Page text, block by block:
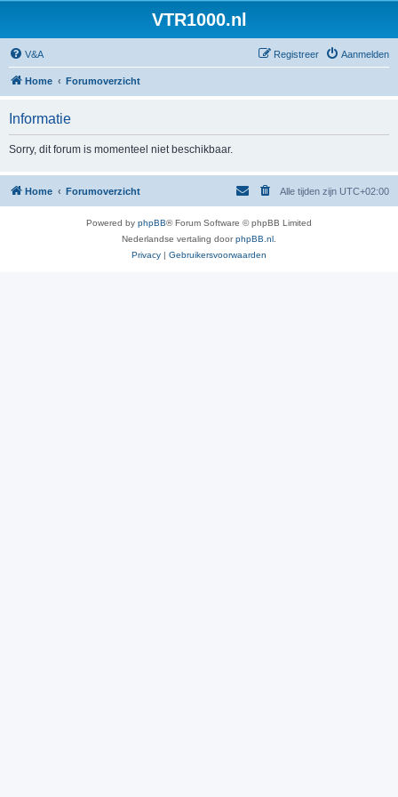
VTR1000.nl
V&A Aanmelden
Registreer
Home Forumoverzicht
Informatie
Sorry, dit forum is momenteel niet beschikbaar.
Home Forumoverzicht Alle tijden zijn UTC+02:00
Powered by phpBB® Forum Software © phpBB Limited
Nederlandse vertaling doorphpBB.nl
Privacy | Gebruikersvoorwaarden